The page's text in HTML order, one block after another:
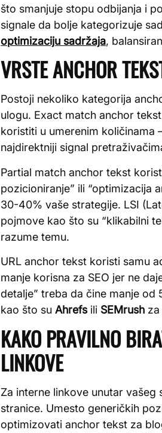
što smanjuje stopu odbijanja i
signale da bolje kategorizuje
optimizaciju sadržaja,
VRSTE ANCHOR
Postoji nekoliko kategorija
ulogu. Exact match anchor
koristiti u umerenim količinama
najdirektniji signal
Partial match anchor tekst
pozicioniranje” ili “optimizacija
30-40% vaše strategije. LSI
pojmove kao što su “klikabilni
razume temu.
URL anchor tekst koristi samu
manje korisna za SEO jer ne
detalje” treba da čine manje
kao što su Ahrefsili SEMrush
KAKO PRAVILNO
LINKOVE
Za interne linkove unutar
stranice. Umesto generičkih
optimizovati anchor tekst za